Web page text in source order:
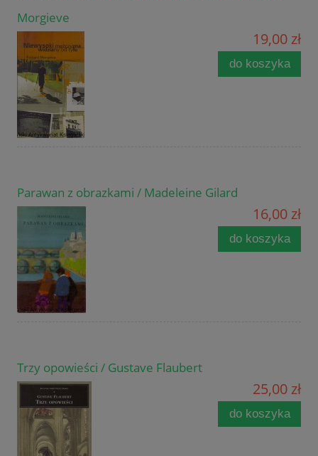
Morgieve
19,00 zł
do koszyka
Parawan z obrazkami / Madeleine Gilard
16,00 zł
do koszyka
Trzy opowieści / Gustave Flaubert
25,00 zł
do koszyka